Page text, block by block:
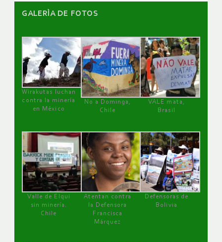
GALERÌA DE FOTOS
Wirakutas luchan
contra la minería
en México
No a Dominga,
Chile
VALE mata,
Brasil
Valle de Elqui
sin minería.
Chile
Atentan contra
la Defensora
Francisca
Márquez
Defensoras de
Bolivia